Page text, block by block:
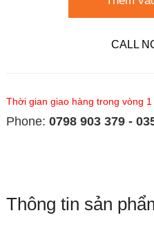
CALL
Thời gian giao hàng trong vòng
Phone: 0798 903 379 -
Thông tin sản